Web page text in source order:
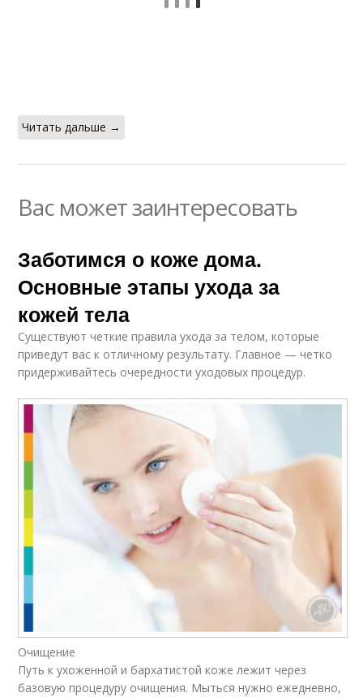
Читать дальше →
Вас может заинтересовать
Заботимся о коже дома.
Основные этапы ухода за
кожей тела
Существуют четкие правила ухода за телом, которые
приведут вас к отличному результату. Главное — четко
придерживайтесь очередности уходовых процедур.
Очищение
Путь к ухоженной и бархатистой коже лежит через
базовую процедуру очищения. Мыться нужно ежедневно,